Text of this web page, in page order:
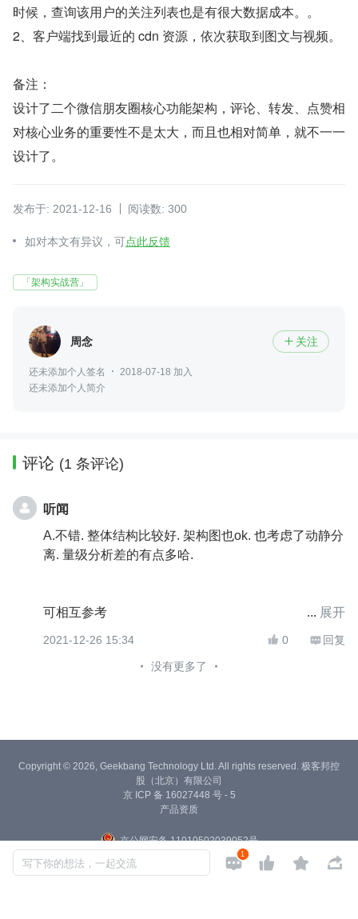
时候，查询该用户的关注列表也是有很大数据成本。。
2、客户端找到最近的 cdn 资源，依次获取到图文与视频。
备注：
设计了二个微信朋友圈核心功能架构，评论、转发、点赞相
对核心业务的重要性不是太大，而且也相对简单，就不一一
设计了。
发布于: 2021-12-16 阅读数: 300
如对本文有异议，可点此反馈
「架构实战营」
周念  关注
还未添加个人签名
2018-07-18 加入
还未添加个人简介
评论 (1 条评论)
听闻
A.不错. 整体结构比较好. 架构图也ok. 也考虑了动静分
离. 量级分析差的有点多哈.
可相互参考
https://xie.infoq.cn/article/721f94e61e891aa3499a7e
展开
2021-12-26 15:34  0  回复
没有更多了
写下你的想法，一起交流 
1   
Copyright © 2026, Geekbang Technology Ltd. All rights reserved. 极客邦控
股（北京）有限公司
京 ICP 备 16027448 号 - 5
产品资质
京公网安备 11010502039052号